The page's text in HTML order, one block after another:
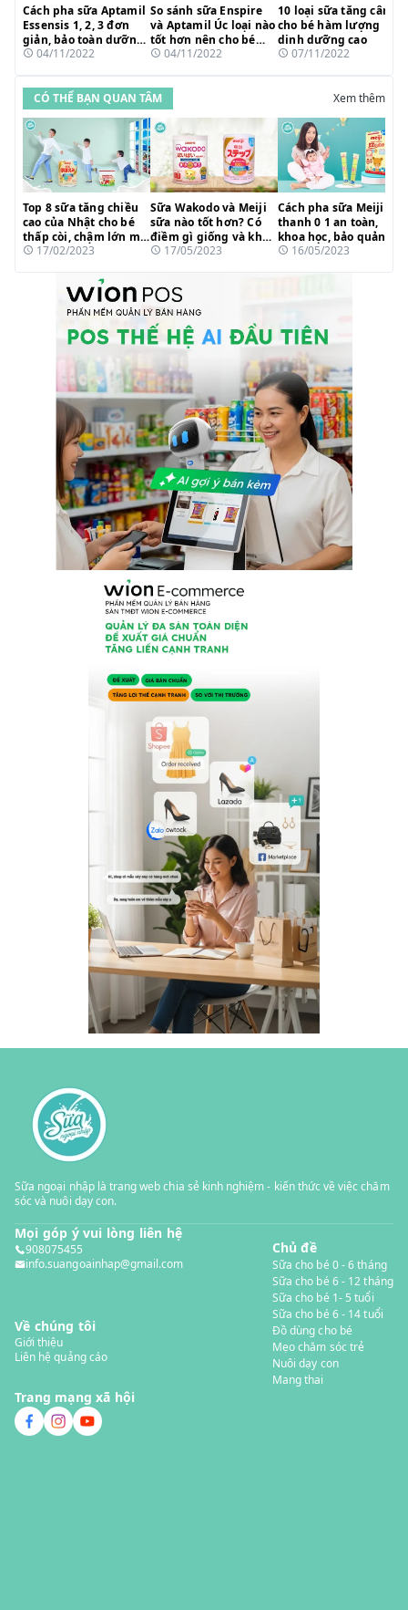
Cách pha sữa Aptamil
Essensis 1, 2, 3 đơn
giản, bảo toàn dưỡng
chất04/11/2022
So sánh sữa Enspire
và Aptamil Úc loại nào
tốt hơn nên cho bé
uống?
04/11/2022
10 loại sữa tăng cân
cho bé hàm lượng
dinh dưỡng cao
07/11/2022
CÓ THỂ BẠN QUAN TÂM Xem thêm
Top 8 sữa tăng chiều
cao của Nhật cho bé
thấp còi, chậm lớn mẹ
tin dùng 2023
17/02/2023
Sữa Wakodo và Meiji
sữa nào tốt hơn? Có
điềm gì giống và khác
nhau?
17/05/2023
Cách pha sữa Meiji
thanh 0 1 an toàn,
khoa học, bảo quản
dưỡng chất
16/05/2023
Sữa ngoại nhập là trang web chia sẻ kinh nghiệm - kiến thức về việc chăm
sóc và nuôi dạy con.
Mọi góp ý vui lòng liên hệ
908075455
info.suangoainhap@gmail.com
Về chúng tôi
Giới thiệu
Liên hệ quảng cáo
Trang mạng xã hội
Chủ đề
Sữa cho bé 0 - 6 tháng
Sữa cho bé 6 - 12 tháng
Sữa cho bé 1- 5 tuổi
Sữa cho bé 6 - 14 tuổi
Đồ dùng cho bé
Mẹo chăm sóc trẻ
Nuôi dạy con
Mang thai